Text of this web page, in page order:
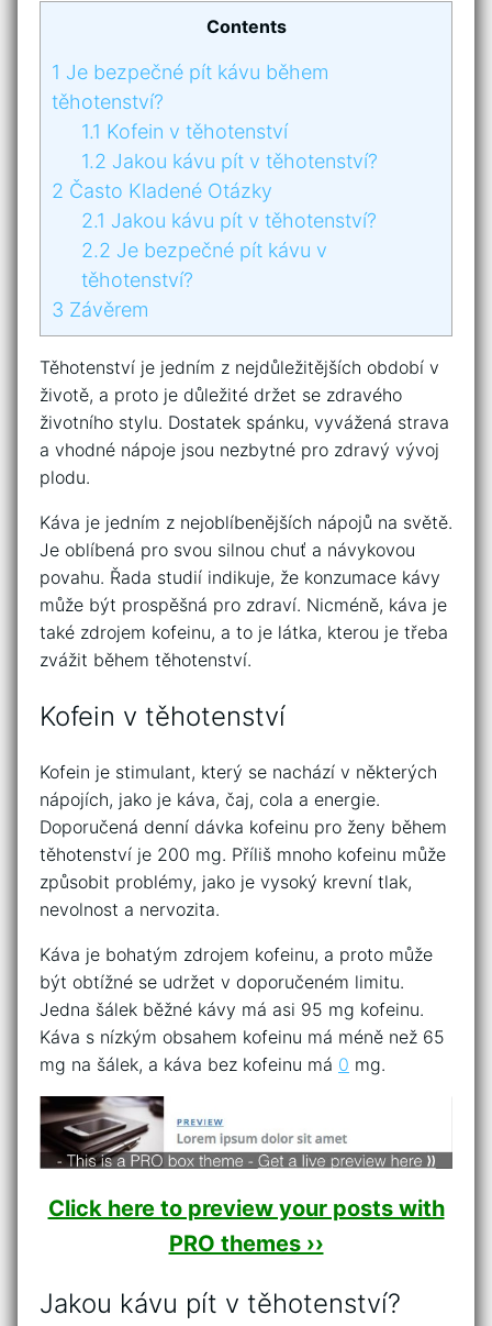
Contents
1 Je bezpečné pít kávu během
těhotenství?
1.1 Kofein v těhotenství
1.2 Jakou kávu pít v těhotenství?
2 Často Kladené Otázky
2.1 Jakou kávu pít v těhotenství?
2.2 Je bezpečné pít kávu v
těhotenství?
3 Závěrem
Těhotenství je jedním z nejdůležitějších období v
životě, a proto je důležité držet se zdravého
životního stylu. Dostatek spánku, vyvážená strava
a vhodné nápoje jsou nezbytné pro zdravý vývoj
plodu.
Káva je jedním z nejoblíbenějších nápojů na světě.
Je oblíbená pro svou silnou chuť a návykovou
povahu. Řada studií indikuje, že konzumace kávy
může být prospěšná pro zdraví. Nicméně, káva je
také zdrojem kofeinu, a to je látka, kterou je třeba
zvážit během těhotenství.
Kofein v těhotenství
Kofein je stimulant, který se nachází v některých
nápojích, jako je káva, čaj, cola a energie.
Doporučená denní dávka kofeinu pro ženy během
těhotenství je 200 mg. Příliš mnoho kofeinu může
způsobit problémy, jako je vysoký krevní tlak,
nevolnost a nervozita.
Káva je bohatým zdrojem kofeinu, a proto může
být obtížné se udržet v doporučeném limitu.
Jedna šálek běžné kávy má asi 95 mg kofeinu.
Káva s nízkým obsahem kofeinu má méně než 65
mg na šálek, a káva bez kofeinu má 0 mg.
Click here to preview your posts with
PRO themes ››
Jakou kávu pít v těhotenství?